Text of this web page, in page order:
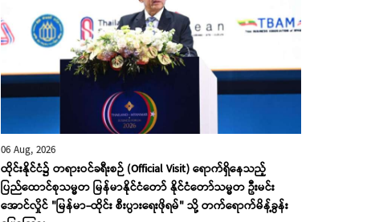
06 Aug, 2026
ထိုင်းနိုင်ငံ၌ တရားဝင်ခရီးစဉ် (Official Visit) ရောက်ရှိနေသည့်
ပြည်ထောင်စုသမ္မတ မြန်မာနိုင်ငံတော် နိုင်ငံတော်သမ္မတ ဦးမင်း
အောင်လှိုင် "မြန်မာ-ထိုင်း စီးပွားရေးဖိုရမ်" သို့ တက်ရောက်မိန့်ခွန်း